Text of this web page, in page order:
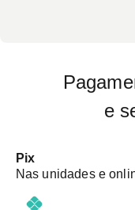
e
Pix
Nas unidades e